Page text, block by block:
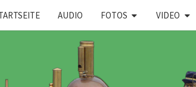
AUDIO FOTOS VIDEO